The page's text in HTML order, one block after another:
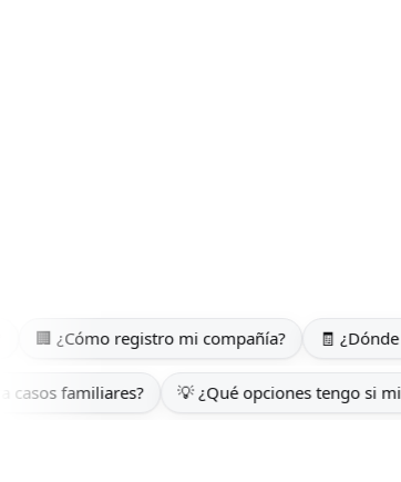
mi compañía? 🧾 ¿Dónde puedo tramitar
legal para casos familiares? 💡 ¿Qué